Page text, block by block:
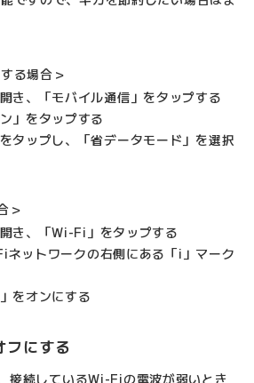
る場合＞
き、「モバイル通信」をタップする
」をタップする
タップし、「省データモード」を選択
＞
き、「Wi-Fi」をタップする
ネットワークの右側にある「i」マーク
をオンにする
にする
接続しているWi-Fiの電波が弱いとき